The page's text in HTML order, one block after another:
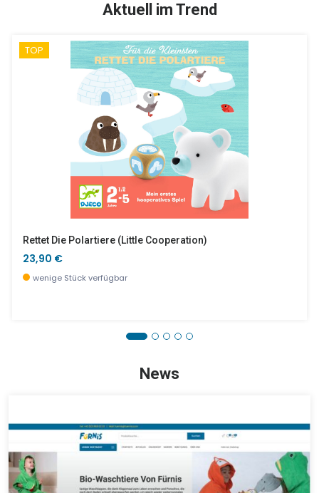
Miss Lilyruby - Stickeralbum Anziehpüppchen - Tinyly
Hase Henry Klein (altes Design)
Aktuell im Trend
TOP
Rettet Die Polartiere (little Cooperation)
23,90 €
wenige Stück verfügbar
News